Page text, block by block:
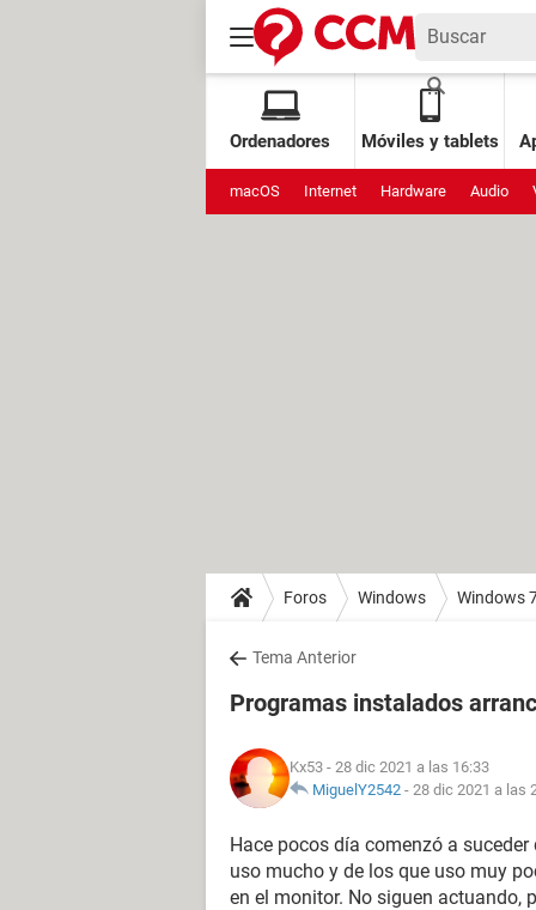
Ordenadores Móviles y tablets
macOS Internet Hardware Audio
Foros Windows Windows
Tema Anterior
Programas instalados
Kx53 - 28 dic 2021 a las 16:33
MiguelY2542 - 28 dic 2021 a las
Hace pocos día comenzó a
uso mucho y de los que uso muy
en el monitor. No siguen actuando,